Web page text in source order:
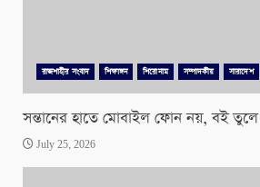
রাজশাহীর সংবাদ শিক্ষাঙ্গন শিরোনাম সম্পাদকীয় সারাদেশ
সন্তানের হাতে মোবাইল ফোন নয়, বই
July 25, 2026